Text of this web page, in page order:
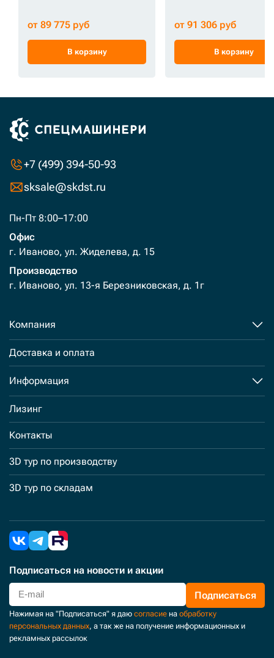
от 89 775 руб
В корзину
от 91 306 руб
В корзину
+7 (499) 394-50-93
sksale@skdst.ru
Пн-Пт 8:00–17:00
Офис
г. Иваново, ул. Жиделева, д. 15
Производство
г. Иваново, ул. 13-я Березниковская, д. 1г
Компания
Доставка и оплата
Информация
Лизинг
Контакты
3D тур по производству
3D тур по складам
Подписаться на новости и акции
Подписаться
Нажимая на "Подписаться" я даю согласие на обработку
персональных данных, а так же на получение информационных и
рекламных рассылок